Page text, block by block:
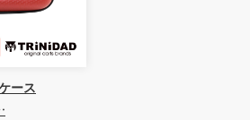
ース